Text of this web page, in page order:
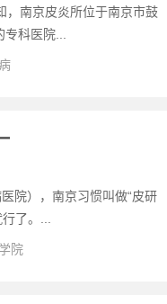
，南京皮炎所位于南京市鼓
科医院...
院），南京习惯叫做“皮研
了。...
院